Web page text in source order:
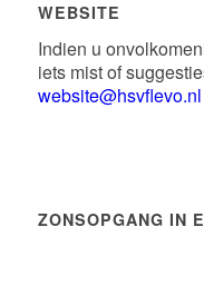
WEBSITE
Indien u
iets mist of
website@hsvflevo.nl
ZONSOPGANG IN